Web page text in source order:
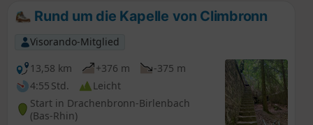
Häusern entlang der Gärten
verlaufen.
Rund um die Kapelle von Climbronn
Visorando-Mitglied
13,58 km
+376 m
-375 m
4:55 Std.
Leicht
Start in Drachenbronn-Birlenbach
(Bas-Rhin)